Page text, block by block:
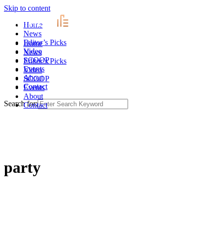
Skip to content
Home
News
Editor’s Picks
Video
SCOOP
Events
About
Contact
Home
News
Editor’s Picks
Video
SCOOP
Events
About
Contact
Search for:
party